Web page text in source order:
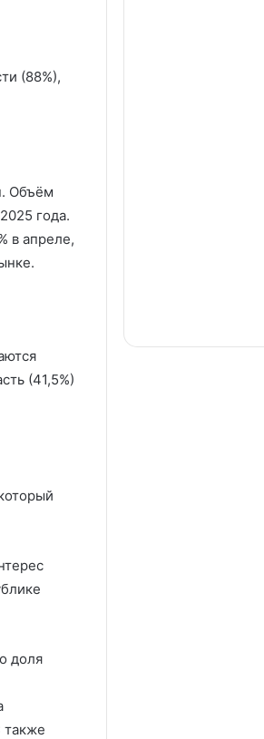
(88%),
Объём
года.
в апреле,
(41,5%)
доля
также